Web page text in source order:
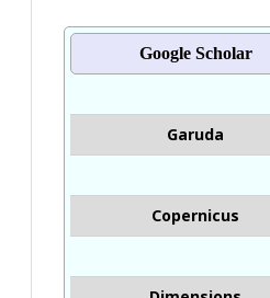
Google Scholar
Garuda
Copernicus